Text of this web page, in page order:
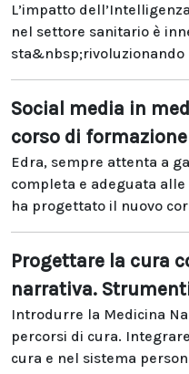
L’impatto
nel settore sanitario è
sta&nbsp;rivoluzionando
Social media in
corso di formazione
Edra, sempre attenta a
completa e adeguata
ha progettato il nuovo
Progettare la cura
narrativa.
Introdurre la Medicina
percorsi di cura.
cura e nel sistema